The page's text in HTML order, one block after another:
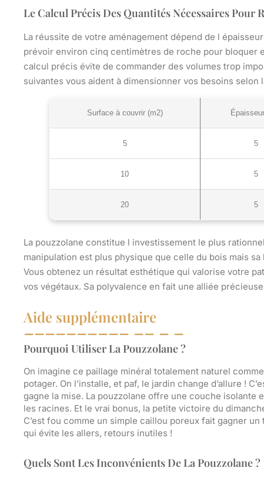
Le Calcul Précis Des Quantités Nécessaires Pour
La réussite de votre aménagement dépend de l
prévoir environ cinq centimètres de roche pour bloquer
calcul précis évite de commander des volumes trop
suivantes vous aident à dimensionner vos besoins
Surface à couvrir (m2)
5 5
10 5
20 5
La pouzzolane constitue l investissement le plus
manipulation est plus physique que celle du bois mais
Vous obtenez un résultat esthétique qui valorise votre
vos végétaux. Sa polyvalence en fait une alliée
Aide supplémentaire
Pourquoi Utiliser La Pouzzolane ?
On imagine ce paillage minéral totalement naturel
potager. On l’installe, et paf, le jardin change d’allure !
gagne la mise. La pouzzolane offre une couche
les racines. Et le vrai bonus, la petite victoire du
C’est fou comme un simple caillou poreux fait gagner
qui évite les allers, retours inutiles !
Quels Sont Les Inconvénients De La Pouzzolane ?